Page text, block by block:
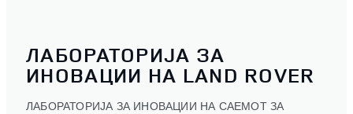
ЛАБОРАТОРИЈА ЗА
ИНОВАЦИИ НА LAND ROVER
ЛАБОРАТОРИЈА ЗА ИНОВАЦИИ НА САЕМОТ ЗА